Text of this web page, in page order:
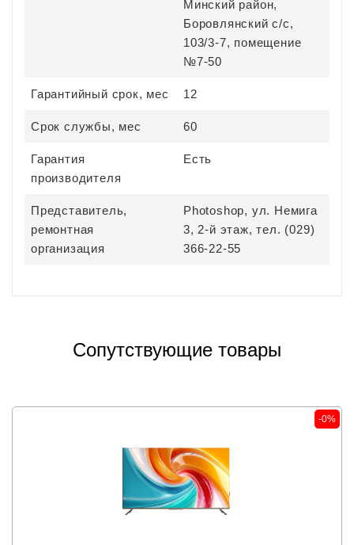
Минский район,
Боровлянский с/с,
103/3-7, помещение
№7-50
Гарантийный срок, мес 12
Срок службы, мес 60
Гарантия
производителя
Есть
Представитель,
ремонтная
организация
Photoshop, ул. Немига
3, 2-й этаж, тел. (029)
366-22-55
Сопутствующие товары
-0%